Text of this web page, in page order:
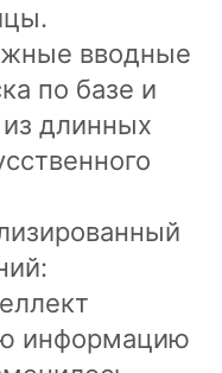
вводные
по базе и
длинных
информацию